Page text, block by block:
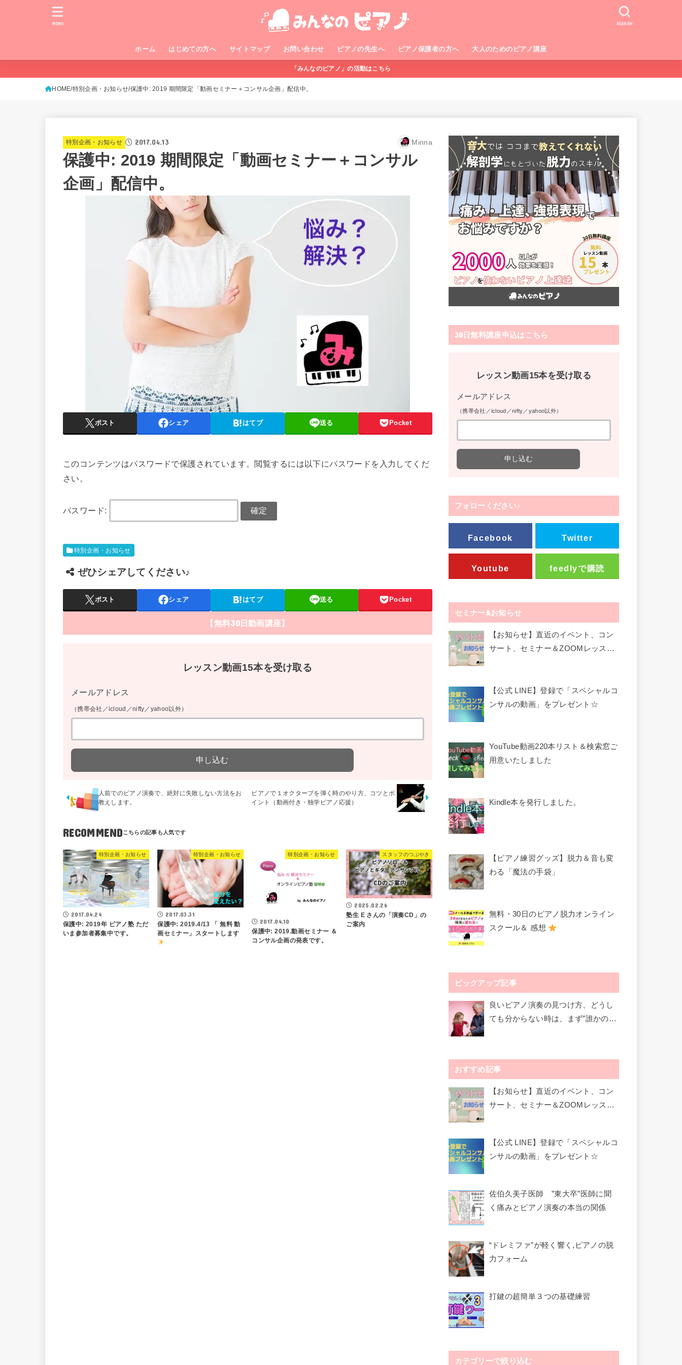
ホーム はじめての方へ サイトマップ お問い合わせ ピアノの先生へ ピアノ保護者の方へ 大人のためのピアノ講座
SEARCH
MENU
「みんなのピアノ」の活動はこちら
HOME 特別企画・お知らせ 保護中: 2019 期間限定「動画セミナー＋コンサル企画」配信中。
特別企画・お知らせ 2017.04.13 Minna
保護中: 2019 期間限定「動画セミナー＋コンサル
企画」配信中。
ポスト シェア はてブ 送る Pocket
このコンテンツはパスワードで保護されています。閲覧するには以下にパスワードを入力してくだ
さい。
パスワード:
特別企画・お知らせ
ぜひシェアしてください♪
ポスト シェア はてブ 送る Pocket
【無料30日動画講座】
レッスン動画15本を受け取る
メールアドレス
（携帯会社／icloud／nifty／yahoo以外）
人前でのピアノ演奏で、絶対に失敗しない方法をお
教えします。
ピアノで１オクターブを弾く時のやり方、コツとポ
イント（動画付き・独学ピアノ応援）
RECOMMEND
特別企画・お知らせ
2017.04.24
保護中: 2019年 ピアノ塾 ただ
いま参加者募集中です。
特別企画・お知らせ
2017.03.31
保護中: 2019.4/13 「 無料 動
画セミナー」スタートします
特別企画・お知らせ
2017.04.10
保護中: 2019.動画セミナー ＆
コンサル企画の発表です。
スタッフのつぶやき
2025.02.26
塾生 E さんの「演奏CD」の
ご案内
30日無料講座申込はこちら
レッスン動画15本を受け取る
メールアドレス
（携帯会社／icloud／nifty／yahoo以外）
フォローください♪
Facebook Twitter
Youtube feedlyで購読
セミナー&お知らせ
【お知らせ】直近のイベント、コン
サート、セミナー＆ZOOMレッスン
【公式 LINE】登録で「スペシャルコ
ンサルの動画」をプレゼント☆
YouTube動画220本リスト＆検索窓ご
用意いたしました
Kindle本を発行しました。
【ピアノ練習グッズ】脱力＆音も変
わる「魔法の手袋」
無料・30日のピアノ脱力オンライン
スクール＆ 感想
ピックアップ記事
良いピアノ演奏の見つけ方、どうし
ても分からない時は、まず”誰かのや
おすすめ記事
【お知らせ】直近のイベント、コン
サート、セミナー＆ZOOMレッスン
【公式 LINE】登録で「スペシャルコ
ンサルの動画」をプレゼント☆
佐伯久美子医師 ”東大卒”医師に聞
く痛みとピアノ演奏の本当の関係
“ドレミファ”が軽く響く,ピアノの脱
力フォーム
打鍵の超簡単３つの基礎練習
カテゴリーで絞り込む